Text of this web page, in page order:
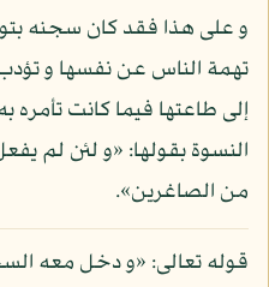
و على هذا فقد كان سجنه
تهمة الناس عن نفسها و
إلى طاعتها فيما كانت
النسوة بقولها: «و لئن لم
من الصاغرين».
قوله تعالى: «و دخل معه